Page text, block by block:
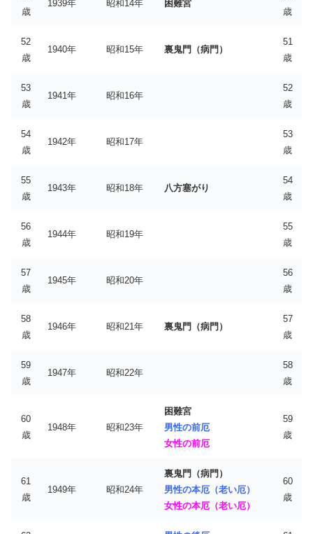
歳
1939年 昭和14年 困難宮
歳
52
歳
1940年 昭和15年 裏鬼門（病門）
51
歳
53
歳
1941年 昭和16年
52
歳
54
歳
1942年 昭和17年
53
歳
55
歳
1943年 昭和18年 八方塞がり
54
歳
56
歳
1944年 昭和19年
55
歳
57
歳
1945年 昭和20年
56
歳
58
歳
1946年 昭和21年 裏鬼門（病門）
57
歳
59
歳
1947年 昭和22年
58
歳
60
歳
1948年 昭和23年
困難宮
男性の前厄
女性の前厄
59
歳
61
歳
1949年 昭和24年
裏鬼門（病門）
男性の本厄（老い厄）
女性の本厄（老い厄）
60
歳